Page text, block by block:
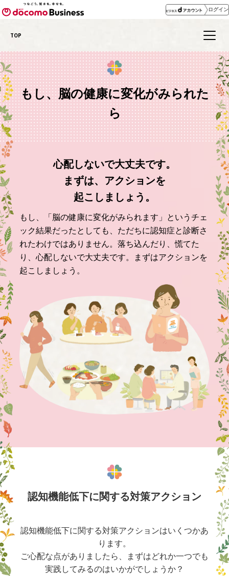
ログイン
TOP
もし、脳の健康に変化がみられた
ら
心配しないで大丈夫です。
まずは、アクションを
起こしましょう。
もし、「脳の健康に変化がみられます」というチェ
ック結果だったとしても、ただちに認知症と診断さ
れたわけではありません。落ち込んだり、慌てた
り、心配しないで大丈夫です。まずはアクションを
起こしましょう。
認知機能低下に関する対策アクション
認知機能低下に関する対策アクションはいくつかあ
ります。
ご心配な点がありましたら、まずはどれか一つでも
実践してみるのはいかがでしょうか？